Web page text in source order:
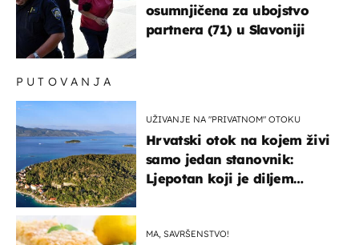
osumnjičena za ubojstvo
partnera (71) u Slavoniji
PUTOVANJA
UŽIVANJE NA "PRIVATNOM" OTOKU
Hrvatski otok na kojem živi
samo jedan stanovnik:
Ljepotan koji je diljem
MA, SAVRŠENSTVO!